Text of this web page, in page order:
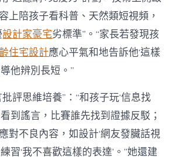
上陪孩子看科普、天然類短視頻，
設計家豪宅劣標準”。“家長若發現孩
住宅設計應心平氣和地告訴他‘這樣
他辨別長短。”
評思維培養”：“和孩子玩‘信息找
到謠言，比賽誰先找到證據反駁；
對不良內容，如設計‘網友發臟話視
習‘我不喜歡這樣的表達’。”她還建